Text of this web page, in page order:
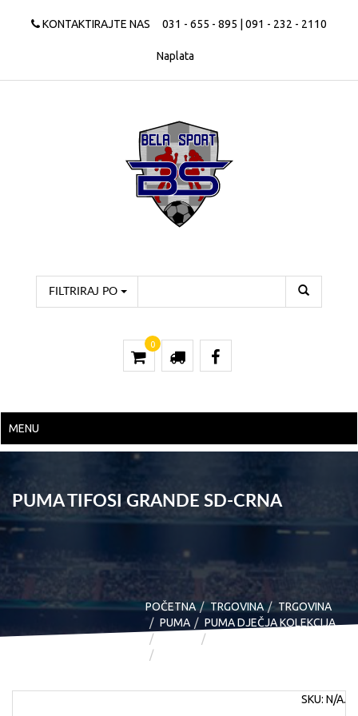
KONTAKTIRAJTE NAS 031 - 655 - 895 | 091 - 232 - 2110
Naplata
FILTRIRAJ PO
0
MENU
PUMA TIFOSI GRANDE SD-CRNA
POČETNA TRGOVINA
TRGOVINA
PUMA
PUMA DJEČJA KOLEKCIJA
SKU: N/A.